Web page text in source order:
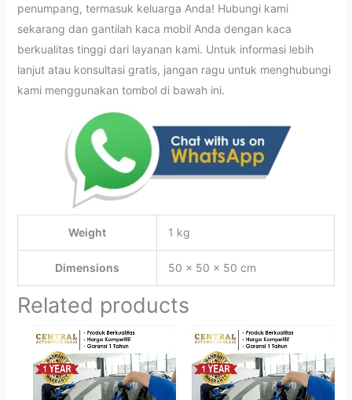
penumpang, termasuk keluarga Anda! Hubungi kami
sekarang dan gantilah kaca mobil Anda dengan kaca
berkualitas tinggi dari layanan kami. Untuk informasi lebih
lanjut atau konsultasi gratis, jangan ragu untuk menghubungi
kami menggunakan tombol di bawah ini.
Weight 1 kg
Dimensions 50 × 50 × 50 cm
Related products